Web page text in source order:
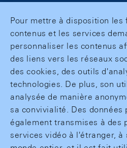
Pour mettre à disposition les
contenus et les services
personnaliser les contenus
des liens vers les réseaux
des cookies, des outils
technologies. De plus, son
analysée de manière
sa convivialité. Des données
également transmises à des
services vidéo à l'étranger, à